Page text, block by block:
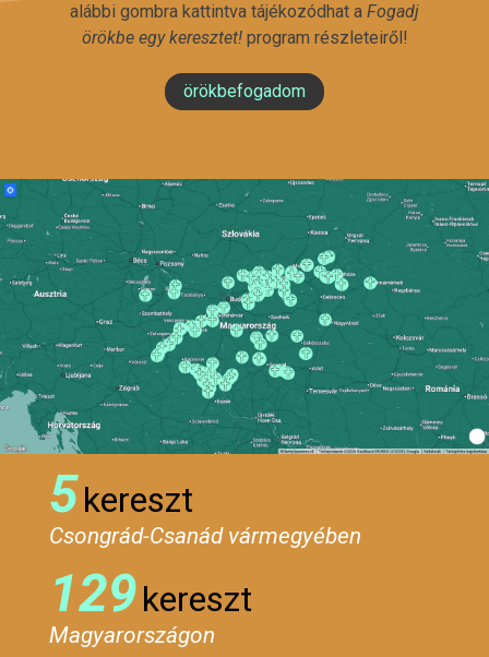
alábbi gombra kattintva tájékozódhat a Fogadj
örökbe egy keresztet!program részleteiről!
örökbefogadom
5kereszt
Csongrád-Csanád vármegyében
129kereszt
Magyarországon